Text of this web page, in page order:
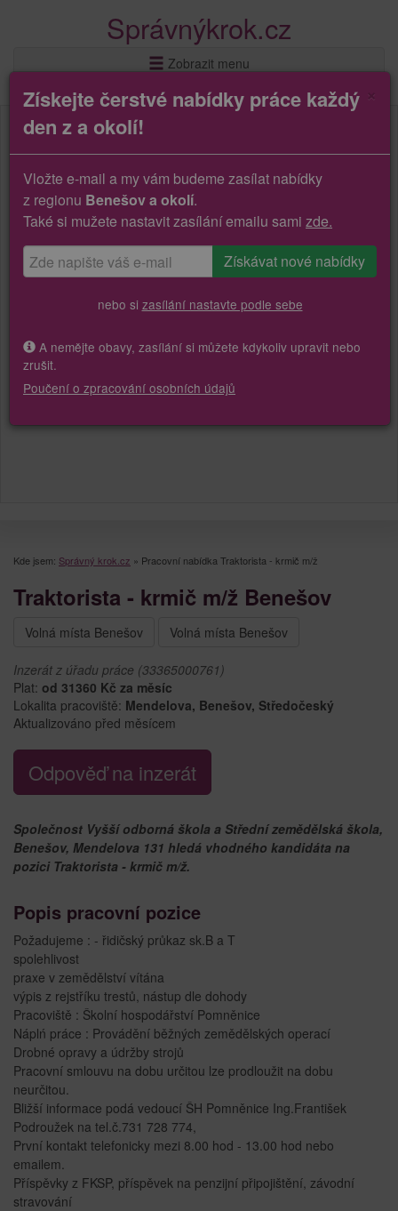
Správnýkrok.cz
Zobrazit menu
Kde jsem: Správný krok.cz » Pracovní nabídka Traktorista - krmič m/ž
Traktorista - krmič m/ž Benešov
Volná místa Benešov Volná místa Benešov
Inzerát z úřadu práce (33365000761)
Plat: od 31360 Kč za měsíc
Lokalita pracoviště: Mendelova, Benešov, Středočeský
Aktualizováno před měsícem
Odpověď na inzerát
Společnost Vyšší odborná škola a Střední zemědělská škola,
Benešov, Mendelova 131 hledá vhodného kandidáta na
pozici Traktorista - krmič m/ž.
Popis pracovní pozice
Požadujeme : - řidičský průkaz sk.B a T
spolehlivost
praxe v zemědělství vítána
výpis z rejstříku trestů, nástup dle dohody
Pracoviště : Školní hospodářství Pomněnice
Náplń práce : Provádění běžných zemědělských operací
Drobné opravy a údržby strojů
Pracovní smlouvu na dobu určitou lze prodloužit na dobu
neurčitou.
Bližší informace podá vedoucí ŠH Pomněnice Ing.František
Podroužek na tel.č.731 728 774,
První kontakt telefonicky mezi 8.00 hod - 13.00 hod nebo
emailem.
Příspěvky z FKSP, příspěvek na penzijní připojištění, závodní
stravování
Získejte čerstvé nabídky práce každý
den z a okolí!
Vložte e-mail a my vám budeme zasílat nabídky
z regionu Benešov a okolí.
Také si mužete nastavit zasílání emailu sami zde.
nebo si zasílání nastavte podle sebe
A nemějte obavy, zasílání si můžete kdykoliv upravit nebo
zrušit.
Poučení o zpracování osobních údajů